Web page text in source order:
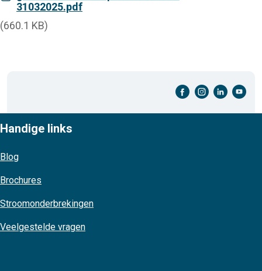
31032025.pdf
(660.1 KB)
facebook-cirkel instagram-cirkel linkedin-cirkel youtube-cirkel
Handige links
Blog
Brochures
Stroomonderbrekingen
Veelgestelde vragen